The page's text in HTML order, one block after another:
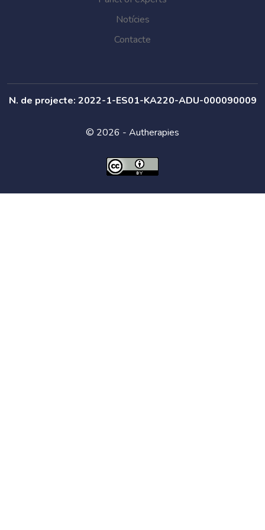
Notícies
Contacte
N. de projecte: 2022-1-ES01-KA220-ADU-000090009
© 2026 - Autherapies